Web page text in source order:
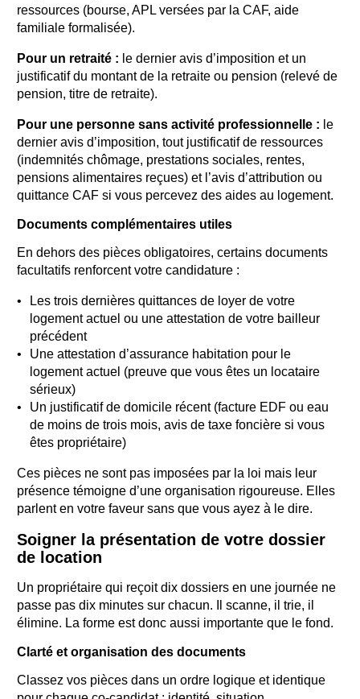
ressources (bourse, APL versées par la CAF, aide
familiale formalisée).
Pour un retraité : le dernier avis d’imposition et un
justificatif du montant de la retraite ou pension (relevé de
pension, titre de retraite).
Pour une personne sans activité professionnelle : le
dernier avis d’imposition, tout justificatif de ressources
(indemnités chômage, prestations sociales, rentes,
pensions alimentaires reçues) et l’avis d’attribution ou
quittance CAF si vous percevez des aides au logement.
Documents complémentaires utiles
En dehors des pièces obligatoires, certains documents
facultatifs renforcent votre candidature :
Les trois dernières quittances de loyer de votre
logement actuel ou une attestation de votre bailleur
précédent
Une attestation d’assurance habitation pour le
logement actuel (preuve que vous êtes un locataire
sérieux)
Un justificatif de domicile récent (facture EDF ou eau
de moins de trois mois, avis de taxe foncière si vous
êtes propriétaire)
Ces pièces ne sont pas imposées par la loi mais leur
présence témoigne d’une organisation rigoureuse. Elles
parlent en votre faveur sans que vous ayez à le dire.
Soigner la présentation de votre dossier
de location
Un propriétaire qui reçoit dix dossiers en une journée ne
passe pas dix minutes sur chacun. Il scanne, il trie, il
élimine. La forme est donc aussi importante que le fond.
Clarté et organisation des documents
Classez vos pièces dans un ordre logique et identique